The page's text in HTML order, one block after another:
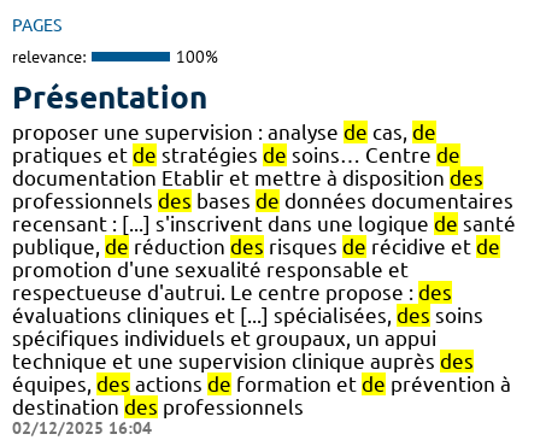
PAGES
relevance: 100%
Présentation
proposer une supervision : analyse de cas, de
pratiques et de stratégies de soins… Centre de
documentation Etablir et mettre à disposition des
professionnels des bases de données documentaires
recensant : [...] s'inscrivent dans une logique de santé
publique, de réduction des risques de récidive et de
promotion d'une sexualité responsable et
respectueuse d'autrui. Le centre propose : des
évaluations cliniques et [...] spécialisées, des soins
spécifiques individuels et groupaux, un appui
technique et une supervision clinique auprès des
équipes, des actions de formation et de prévention à
destination des professionnels
02/12/2025 16:04